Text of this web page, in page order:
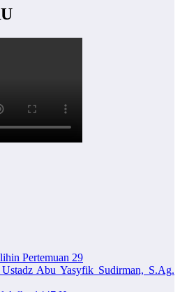
Pertemuan 29
Abu Yasyfik Sudirman, S.Ag.